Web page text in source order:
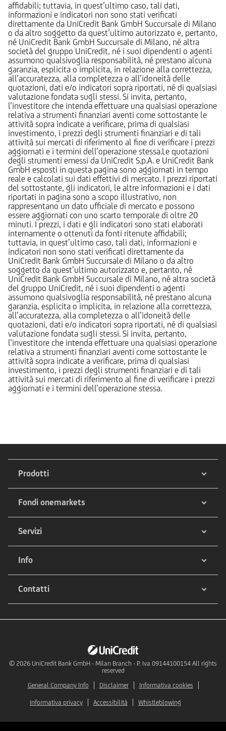
affidabili; tuttavia, in quest’ultimo caso, tali dati,
informazioni e indicatori non sono stati verificati
direttamente da UniCredit Bank GmbH Succursale di Milano
o da altro soggetto da quest’ultimo autorizzato e, pertanto,
né UniCredit Bank GmbH Succursale di Milano, né altra
società del gruppo UniCredit, né i suoi dipendenti o agenti
assumono qualsivoglia responsabilità, né prestano alcuna
garanzia, esplicita o implicita, in relazione alla correttezza,
all’accuratezza, alla completezza o all’idoneità delle
quotazioni, dati e/o indicatori sopra riportati, né di qualsiasi
valutazione fondata sugli stessi. Si invita, pertanto,
l’investitore che intenda effettuare una qualsiasi operazione
relativa a strumenti finanziari aventi come sottostante le
attività sopra indicate a verificare, prima di qualsiasi
investimento, i prezzi degli strumenti finanziari e di tali
attività sui mercati di riferimento al fine di verificare i prezzi
aggiornati e i termini dell’operazione stessa.Le quotazioni
degli strumenti emessi da UniCredit S.p.A. e UniCredit Bank
GmbH esposti in questa pagina sono aggiornati in tempo
reale e calcolati sui dati effettivi di mercato. I prezzi riportati
del sottostante, gli indicatori, le altre informazioni e i dati
riportati in pagina sono a scopo illustrativo, non
rappresentano un dato ufficiale di mercato e possono
essere aggiornati con uno scarto temporale di oltre 20
minuti. I prezzi, i dati e gli indicatori sono stati elaborati
internamente o ottenuti da fonti ritenute affidabili;
tuttavia, in quest’ultimo caso, tali dati, informazioni e
indicatori non sono stati verificati direttamente da
UniCredit Bank GmbH Succursale di Milano o da altro
soggetto da quest’ultimo autorizzato e, pertanto, né
UniCredit Bank GmbH Succursale di Milano, né altra società
del gruppo UniCredit, né i suoi dipendenti o agenti
assumono qualsivoglia responsabilità, né prestano alcuna
garanzia, esplicita o implicita, in relazione alla correttezza,
all’accuratezza, alla completezza o all’idoneità delle
quotazioni, dati e/o indicatori sopra riportati, né di qualsiasi
valutazione fondata sugli stessi. Si invita, pertanto,
l’investitore che intenda effettuare una qualsiasi operazione
relativa a strumenti finanziari aventi come sottostante le
attività sopra indicate a verificare, prima di qualsiasi
investimento, i prezzi degli strumenti finanziari e di tali
attività sui mercati di riferimento al fine di verificare i prezzi
aggiornati e i termini dell’operazione stessa.
Prodotti
Fondi onemarkets
Servizi
Info
Contatti
© 2026 UniCredit Bank GmbH - Milan Branch - P. Iva 09144100154 All rights
reserved
General Company Info
Disclaimer Informativa cookies
Informativa privacy Accessibilità Whistleblowing